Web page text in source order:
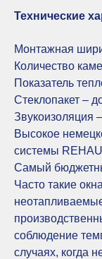
Технические
Монтажная
Количество
Показатель
Стеклопакет –
Звукоизоляция
Высокое
системы
Самый
Часто такие
соблюдение
случаях, когда